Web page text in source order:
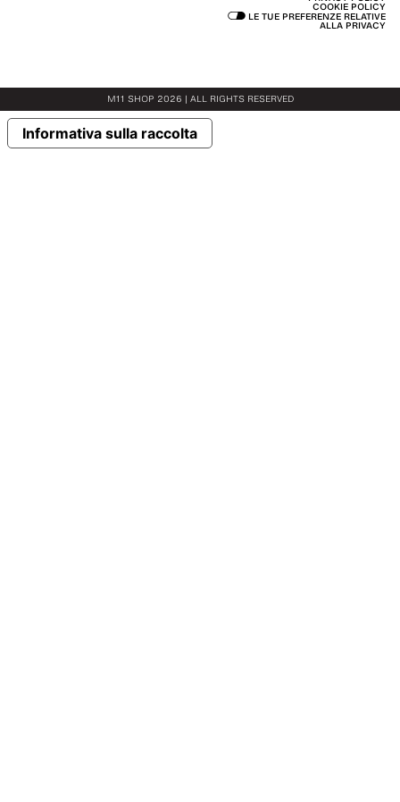
COOKIE POLICY
LE TUE PREFERENZE RELATIVE
ALLA PRIVACY
M11 SHOP 2026 | ALL RIGHTS RESERVED
Informativa sulla raccolta